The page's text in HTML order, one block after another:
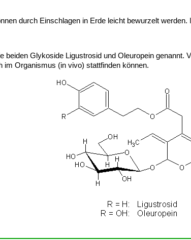
durch Einschlagen in Erde leicht bewurzelt
beiden Glykoside Ligustrosid und Oleuropein
im Organismus (in vivo) stattfinden können.